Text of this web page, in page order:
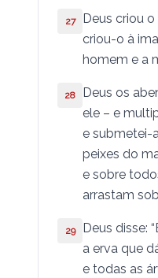
27
Deus criou
criou-o à
homem e a
28
Deus os
ele – e
e submetei-
peixes do
e sobre
arrastam
29
Deus disse:
a erva que
e todas as